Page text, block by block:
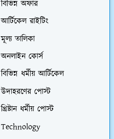
বিভিন্ন অফার
আর্টিকেল রাইটিং
মূল্য তালিকা
অনলাইন কোর্স
বিভিন্ন ধর্মীয় আর্টিকেল
উদাহরণের পোস্ট
খ্রিষ্টান ধর্মীয় পোস্ট
Technology